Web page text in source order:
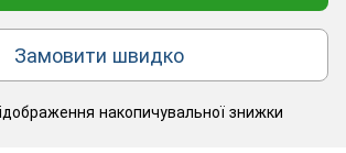
Замовити швидко
накопичувальної знижки